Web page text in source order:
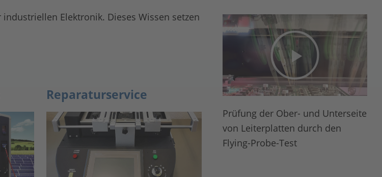
Elektronik. Dieses Wissen setzen
Reparaturservice
Prüfung der Ober- und Unterseite
von Leiterplatten durch den
Flying-Probe-Test